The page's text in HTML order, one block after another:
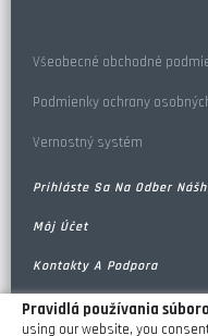
Pravidlá používania
using our website, you
Všeobecné obchodné
Podmienky ochrany
Vernostný systém
Prihláste Sa Na Odber
Môj Účet
Kontakty A Podpora
Prices and offers are
© 2023 DRACO . All rights